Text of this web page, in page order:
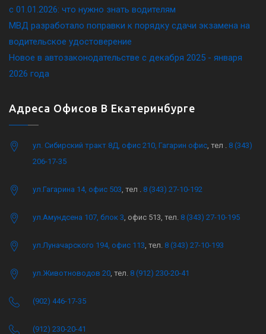
c 01.01.2026: что нужно знать водителям
МВД разработало поправки к порядку сдачи экзамена на
водительское удостоверение
Новое в автозаконодательстве с декабря 2025 - января
2026 года
Адреса Офисов В Екатеринбурге
ул. Сибирский тракт 8Д, офис 210, Гагарин офис , тел . 8 (343)
206-17-35
ул.Гагарина 14, офис 503 , тел . 8 (343) 27-10-192
ул.Амундсена 107, блок 3 , офис 513, тел. 8 (343) 27-10-195
ул.Луначарского 194, офис 113 , тел. 8 (343) 27-10-193
ул.Животноводов 20 , тел. 8 (912) 230-20-41
(902) 446-17-35
(912) 230-20-41